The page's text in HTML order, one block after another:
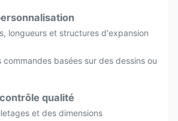
longueurs et structures d'expansion
basées sur des dessins ou
qualité
et des dimensions